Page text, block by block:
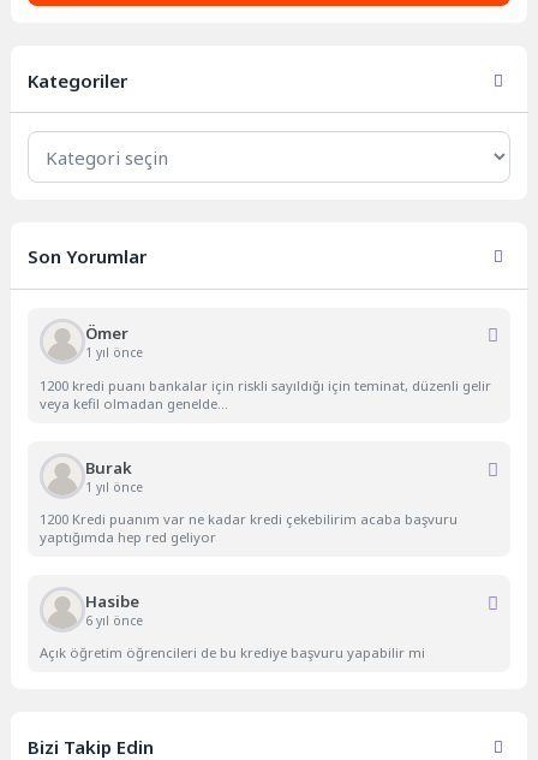
Kategoriler
Kategoriler
Son Yorumlar
Ömer
1 yıl önce
1200 kredi puanı bankalar için riskli sayıldığı için teminat, düzenli gelir
veya kefil olmadan genelde...
Burak
1 yıl önce
1200 Kredi puanım var ne kadar kredi çekebilirim acaba başvuru
yaptığımda hep red geliyor
Hasibe
6 yıl önce
Açık öğretim öğrencileri de bu krediye başvuru yapabilir mi
Bizi Takip Edin